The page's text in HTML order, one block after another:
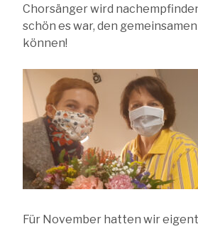
Chorsänger wird
schön es war, den
können!
Für November hatten wir